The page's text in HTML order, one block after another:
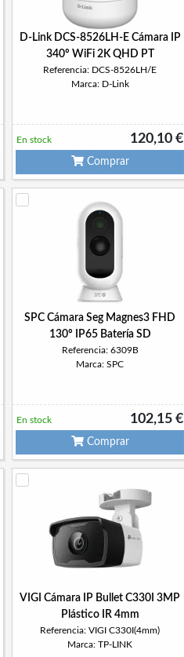
D-Link DCS-8526LH-E Cámara IP
340º WiFi 2K QHD PT
Referencia: DCS-8526LH/E
Marca: D-Link
120,10 €
En stock
Comprar
SPC Cámara Seg Magnes3 FHD
130º IP65 Batería SD
Referencia: 6309B
Marca: SPC
102,15 €
En stock
Comprar
VIGI Cámara IP Bullet C330I 3MP
Plástico IR 4mm
Referencia: VIGI C330I(4mm)
Marca: TP-LINK